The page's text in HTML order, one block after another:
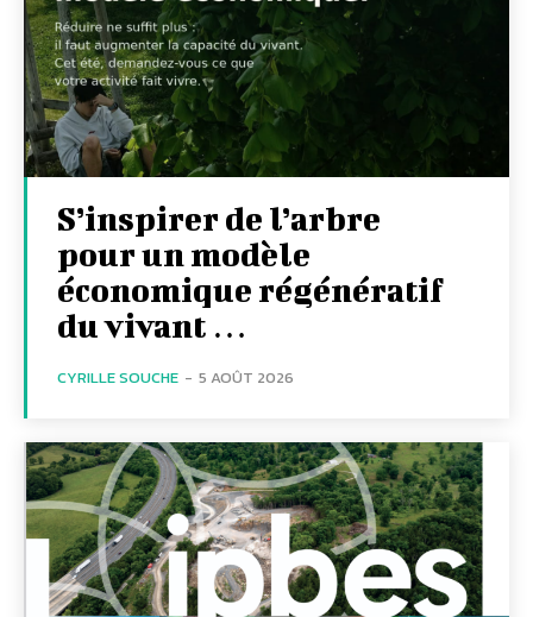
S’inspirer de l’arbre
pour un modèle
économique régénératif
du vivant …
CYRILLE SOUCHE - 5 AOÛT 2026